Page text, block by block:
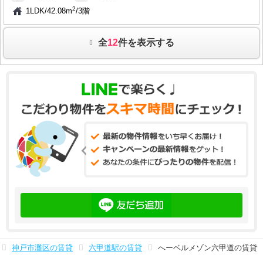
1LDK/42.08m2/3階
全12件を表示する
神戸市灘区の賃貸 六甲道駅の賃貸 へーベルメゾン六甲道の賃貸